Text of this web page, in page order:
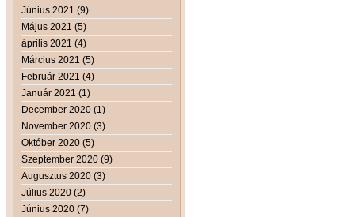
Június 2021 (9)
Május 2021 (5)
április 2021 (4)
Március 2021 (5)
Február 2021 (4)
Január 2021 (1)
December 2020 (1)
November 2020 (3)
Október 2020 (5)
Szeptember 2020 (9)
Augusztus 2020 (3)
Július 2020 (2)
Június 2020 (7)